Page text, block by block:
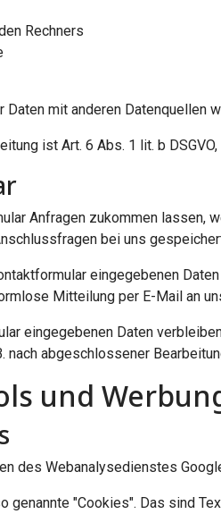
Rechners
Daten mit anderen Datenquellen
ist Art. 6 Abs. 1 lit. b
Anfragen zukommen lassen,
bei uns
eingegebenen
Mitteilung per E-Mail an
eingegebenen Daten
nach abgeschlossener
und
des Webanalysedienstes
genannte "Cookies". Das sind